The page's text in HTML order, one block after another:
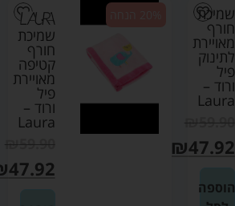
שמיכת
חורף
מאויירת
לתינוק
פיל
ורוד –
Laura
₪59.90
₪47.92
הוספה
שמיכת
חורף
קטיפה
מאויירת
פיל
ורוד –
Laura
₪59.90
47.92